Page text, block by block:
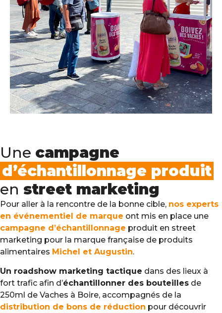
Une campagne
d’échantillonnage produit
en street marketing
Pour aller à la rencontre de la bonne cible, nos experts
en événementiel de marque ont mis en place une
campagne d’échantillonnage produit en street
marketing pour la marque française de produits
alimentaires Michel et Augustin.
Un roadshow marketing tactique dans des lieux à
fort trafic afin d’échantillonner des bouteilles de
250ml de Vaches à Boire, accompagnés de la
distribution de bons de réduction pour découvrir